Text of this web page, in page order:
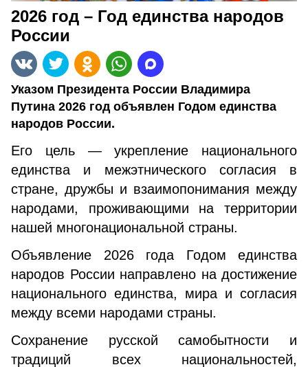
2026 год – Год единства народов
России
Указом Президента России Владимира
Путина 2026 год объявлен Годом единства
народов России.
Его цель — укрепление национального
единства и межэтнического согласия в
стране, дружбы и взаимопонимания между
народами, проживающими на территории
нашей многонациональной страны.
Объявление 2026 года Годом единства
народов России направлено на достижение
национального единства, мира и согласия
между всеми народами страны.
Сохранение русской самобытности и
традиций всех национальностей,